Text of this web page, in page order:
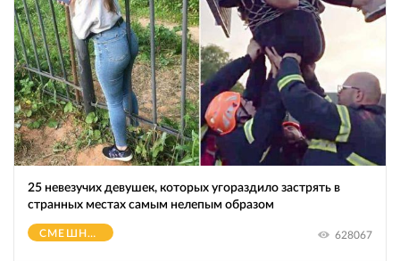
25 невезучих девушек, которых угораздило застрять в
странных местах самым нелепым образом
СМЕШНОЕ 628067